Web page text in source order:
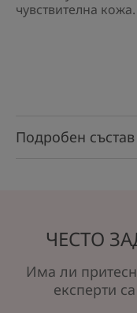
Подробен състав
чувствителна кожа.
ЧЕСТО
Има ли
експерти